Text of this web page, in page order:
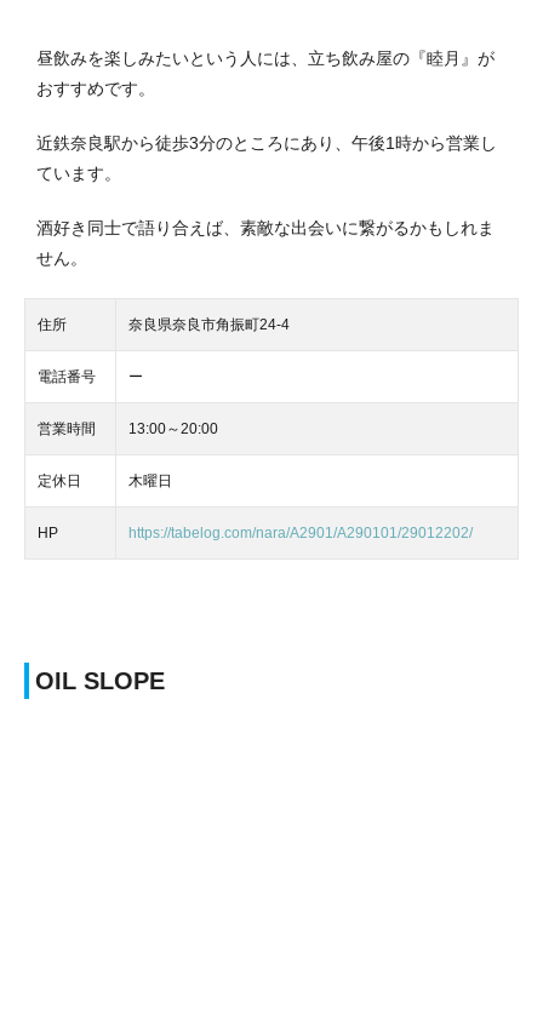
昼飲みを楽しみたいという人には、立ち飲み屋の『睦月』が
おすすめです。
近鉄奈良駅から徒歩3分のところにあり、午後1時から営業し
ています。
酒好き同士で語り合えば、素敵な出会いに繋がるかもしれま
せん。
住所 奈良県奈良市角振町24-4
電話番号 ー
営業時間 13:00～20:00
定休日 木曜日
HP https://tabelog.com/nara/A2901/A290101/29012202/
OIL SLOPE